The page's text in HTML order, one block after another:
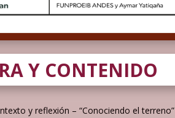
Y CONTENIDO
y reflexión – “Conociendo el terreno”